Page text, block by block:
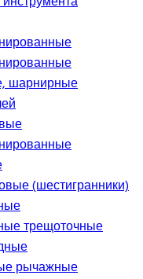
шарнирные
(шестигранники)
трещоточные
рычажные